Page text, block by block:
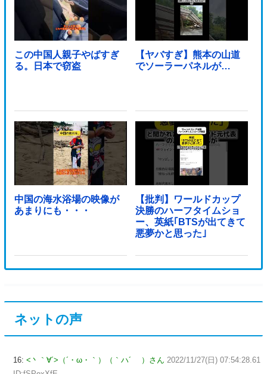
この中国人親子やばすぎ
る。日本で窃盗
【ヤバすぎ】熊本の山道
でソーラーパネルが…
中国の海水浴場の映像が
あまりにも・・・
【批判】ワールドカップ
決勝のハーフタイムショ
ー、英紙｢BTSが出てきて
悪夢かと思った｣
ネットの声
16: <丶｀∀´>（´・ω・｀）（｀ハ´ ）さん 2022/11/27(日) 07:54:28.61